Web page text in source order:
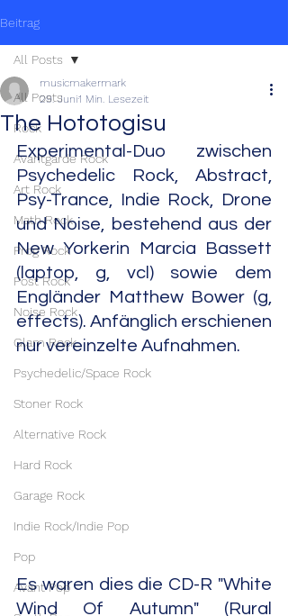
Beitrag
All Posts
Rock
Avantgarde Rock
Art Rock
Math Rock
Prog Rock
Post Rock
Noise Rock
Glam Rock
Psychedelic/Space Rock
Stoner Rock
Alternative Rock
Hard Rock
Garage Rock
Indie Rock/Indie Pop
Pop
Avant Pop
All Posts
The Hototogisu
musicmakermark
29. Juni1 Min. Lesezeit
Experimental-Duo zwischen
Psychedelic Rock, Abstract,
Psy-Trance, Indie Rock, Drone
und Noise, bestehend aus der
New Yorkerin Marcia Bassett
(laptop, g, vcl) sowie dem
Engländer Matthew Bower (g,
effects). Anfänglich erschienen
nur vereinzelte Aufnahmen.
Es waren dies die CD-R "White
Wind Of Autumn" (Rural